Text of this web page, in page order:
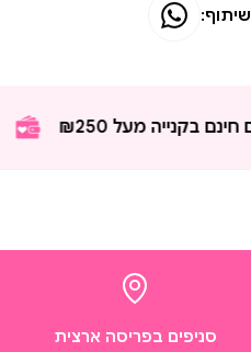
שיתוף:
בקנייה מעל ₪250
סניפים בפריסה ארצית